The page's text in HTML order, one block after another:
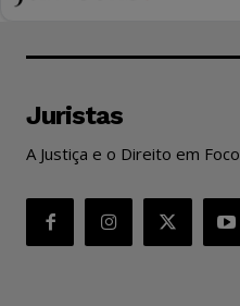
Juristas
A Justiça e o Direito em Foco